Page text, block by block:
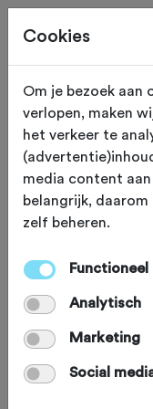
MATERIAAL
Geen
jaar
Bike Motion,
liefhebbers
verplaatst
oktober
Cookies
Om je bezoek aan
verlopen, maken
het verkeer te
media content
belangrijk,
zelf beheren.
Functioneel
Analytisch
Marketing
Social